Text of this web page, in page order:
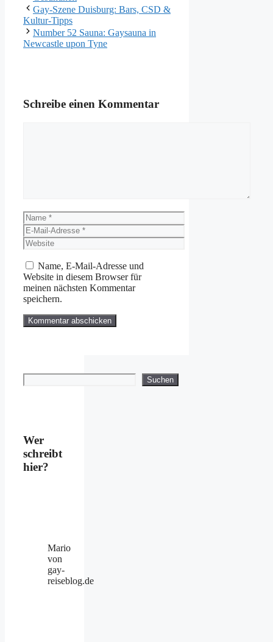
Gay-Szene Duisburg: Bars, CSD &
Kultur-Tipps
Number 52 Sauna: Gaysauna in
Newcastle upon Tyne
Schreibe einen Kommentar
Name
E-
Mail-
Adresse
Website
Name, E-Mail-Adresse und
Website in diesem Browser für
meinen nächsten Kommentar
speichern.
Suchen Suchen
Wer
schreibt
hier?
Mario
von
gay-
reiseblog.de